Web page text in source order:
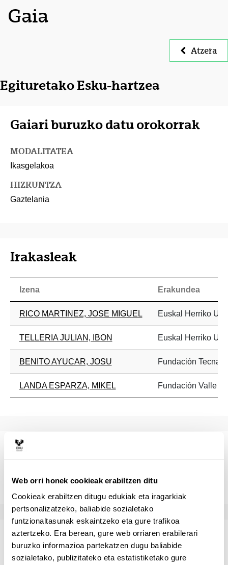
Web orri honek cookieak erabiltzen ditu
Cookieak erabiltzen ditugu edukiak eta iragarkiak
pertsonalizatzeko, baliabide sozialetako
funtzionaltasunak eskaintzeko eta gure trafikoa
aztertzeko. Era berean, gure web orriaren erabilerari
buruzko informazioa partekatzen dugu baliabide
sozialetako, publizitateko eta estatistiketako gure
Gaia
Atzera
Egituretako Esku-hartzea
Gaiari buruzko datu orokorrak
MODALITATEA
Ikasgelakoa
HIZKUNTZA
Gaztelania
Irakasleak
Izena Erakundea
RICO MARTINEZ, JOSE MIGUEL Euskal Herriko
TELLERIA JULIAN, IBON Euskal Herriko
BENITO AYUCAR, JOSU Fundación
LANDA ESPARZA, MIKEL Fundación Valle
Gaitasunak
Fotografias y planos de obras e intervenciones
Ikasgai-zerrenda eta
bibliografia